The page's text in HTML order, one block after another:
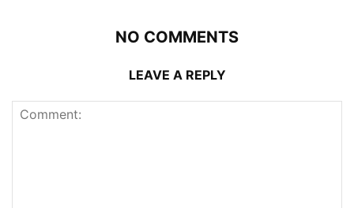
NO COMMENTS
LEAVE A REPLY